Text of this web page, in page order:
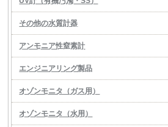
その他の水質計器
アンモニア性窒素計
エンジニアリング製品
オゾンモニタ（ガス用）
オゾンモニタ（水用）